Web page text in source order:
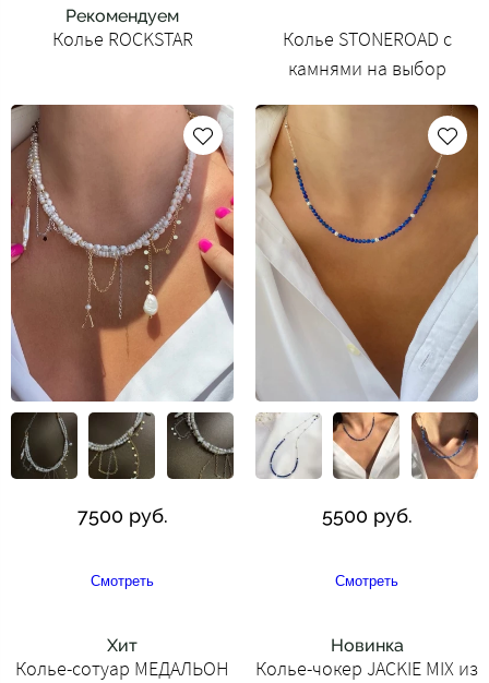
Рекомендуем
Колье ROCKSTAR
7500 руб.
Смотреть
Колье STONEROAD с
камнями на выбор
5500 руб.
Смотреть
Хит
Колье-сотуар МЕДАЛЬОН
Новинка
Колье-чокер JACKIE MIX из